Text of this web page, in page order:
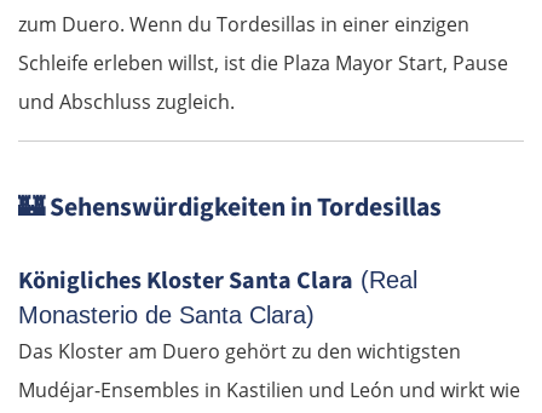
zum Duero. Wenn du Tordesillas in einer einzigen
Schleife erleben willst, ist die Plaza Mayor Start, Pause
und Abschluss zugleich.
🏰Sehenswürdigkeiten in Tordesillas
Königliches Kloster Santa Clara (Real
Monasterio de Santa Clara)
Das Kloster am Duero gehört zu den wichtigsten
Mudéjar-Ensembles in Kastilien und León und wirkt wie